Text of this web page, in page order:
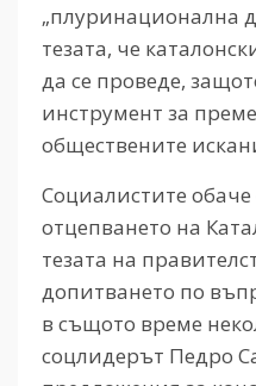
„плуринационална
тезата, че
да се проведе,
инструмент за
обществените
Социалистите
отцепването на
тезата на
допитването по
в същото време
соцлидерът Педро